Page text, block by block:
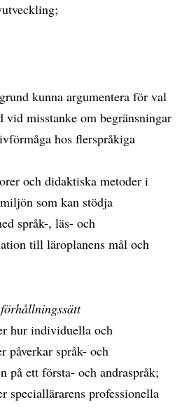
kunna argumentera för val
vid misstanke om begränsningar
hos flerspråkiga
och didaktiska metoder i
som kan stödja
språk-, läs- och
till läroplanens mål och
hur individuella och
påverkar språk- och
på ett första- och andraspråk;
speciallärarens professionella